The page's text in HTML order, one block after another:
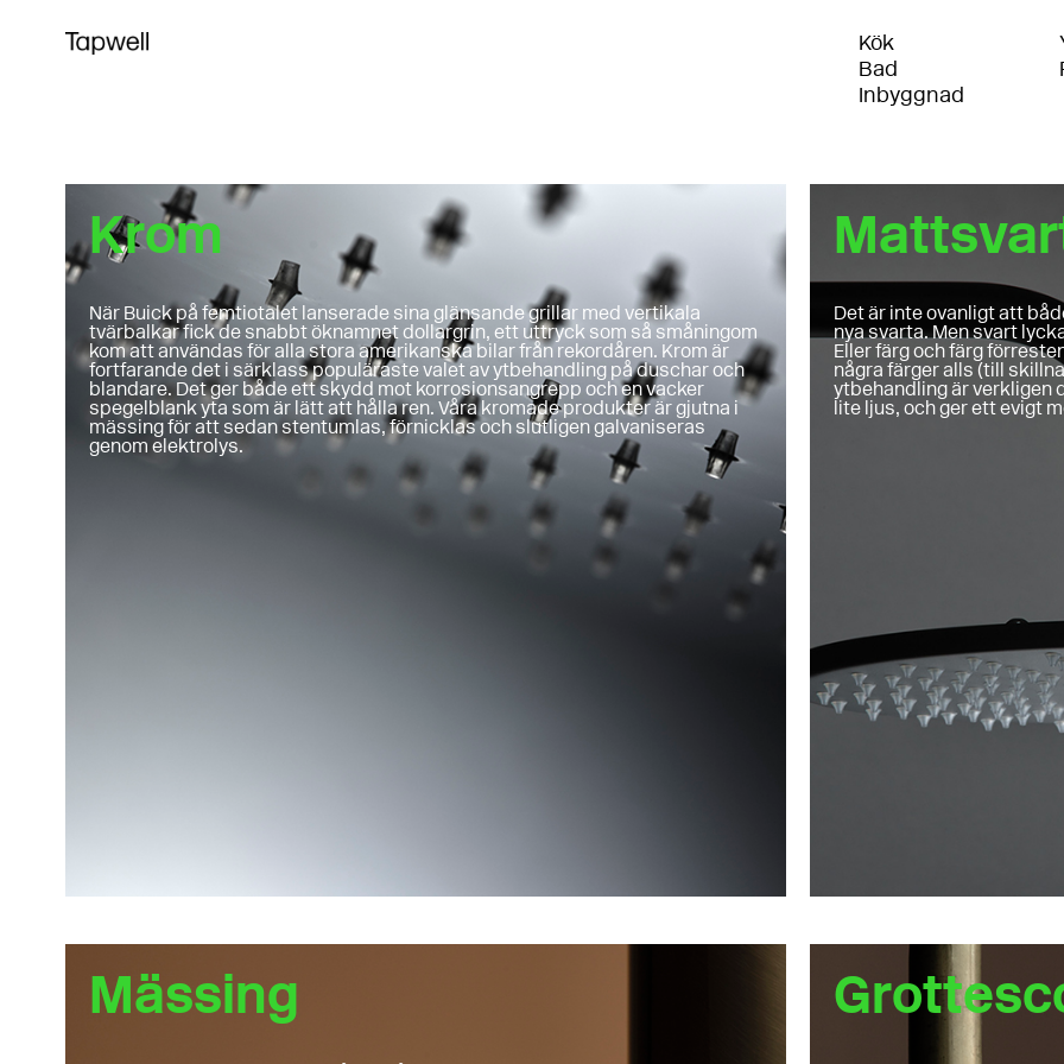
Kök
Bad
Inbyggnad
Krom
När Buick på femtiotalet lanserade sina glänsande grillar med vertikala
tvärbalkar fick de snabbt öknamnet dollargrin, ett uttryck som så småningom
kom att användas för alla stora amerikanska bilar från rekordåren. Krom är
fortfarande det i särklass populäraste valet av ytbehandling på duschar och
blandare. Det ger både ett skydd mot korrosionsangrepp och en vacker
spegelblank yta som är lätt att hålla ren. Våra kromade produkter är gjutna i
mässing för att sedan stentumlas, förnicklas och slutligen galvaniseras
genom elektrolys.
Det är inte ovanligt att
nya svarta. Men svart
Eller färg och färg
några färger alls (till
ytbehandling är verkligen
lite ljus, och ger ett evigt
Mässing